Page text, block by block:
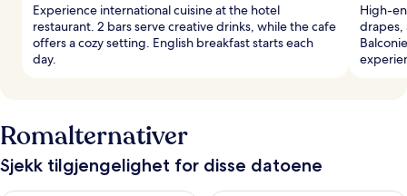
Experience international cuisine at the hotel
restaurant. 2 bars serve creative drinks, while the cafe
offers a cozy setting. English breakfast starts each
day.
High-
drapes,
Romalternativer
Sjekk tilgjengelighet for disse datoene